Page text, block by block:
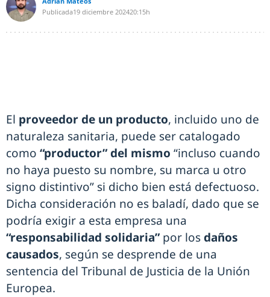
Publicada19 diciembre 202420:15h
El proveedor de un producto, incluido uno de
naturaleza sanitaria, puede ser catalogado
como “productor” del mismo “incluso cuando
no haya puesto su nombre, su marca u otro
signo distintivo” si dicho bien está defectuoso.
Dicha consideración no es baladí, dado que se
podría exigir a esta empresa una
“responsabilidad solidaria” por los daños
causados, según se desprende de una
sentencia del Tribunal de Justicia de la Unión
Europea.